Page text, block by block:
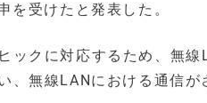
を受けたと発表した。
ックに対応するため、無線
、無線LANにおける通信が